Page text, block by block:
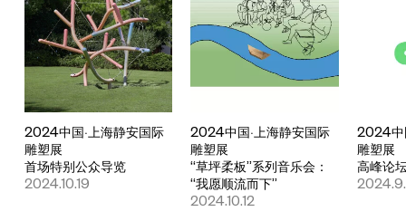
2024中国·上海静安国际
雕塑展
首场特别公众导览
2024.10.19
2024中国·上海静安国际
雕塑展
“草坪柔板”系列音乐会：
“我愿顺流而下”
2024.10.12
2024中
雕塑展
高峰论